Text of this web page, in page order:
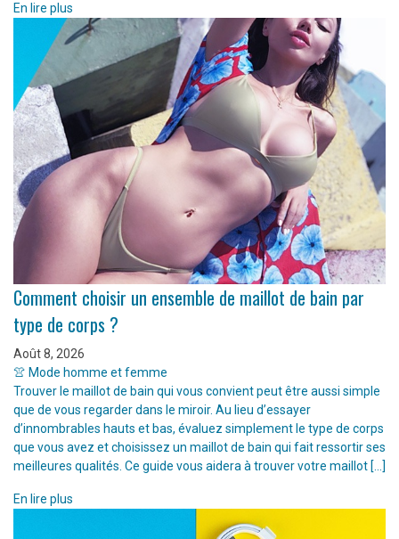
En lire plus
Comment choisir un ensemble de maillot de bain par
type de corps ?
Août 8, 2026
👚 Mode homme et femme
Trouver le maillot de bain qui vous convient peut être aussi simple
que de vous regarder dans le miroir. Au lieu d’essayer
d’innombrables hauts et bas, évaluez simplement le type de corps
que vous avez et choisissez un maillot de bain qui fait ressortir ses
meilleures qualités. Ce guide vous aidera à trouver votre maillot […]
En lire plus